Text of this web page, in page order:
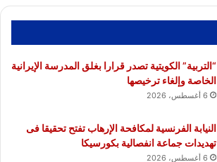
“التربية” الكويتية تصدر قرارا بغلق المدرسة الإيرانية
الخاصة وإلغاء ترخيصها
6 أغسطس، 2026
النيابة الفرنسية لمكافحة الإرهاب تفتح تحقيقا فى
تهديدات جماعة انفصالية بكورسيكا
6 أغسطس، 2026